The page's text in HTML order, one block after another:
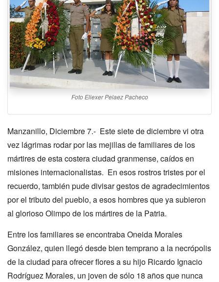
Foto Eliexer Pelaez Pacheco
Manzanillo, Diciembre 7.- Este siete de diciembre vi otra
vez lágrimas rodar por las mejillas de familiares de los
mártires de esta costera ciudad granmense, caídos en
misiones internacionalistas. En esos rostros tristes por el
recuerdo, también pude divisar gestos de agradecimientos
por el tributo del pueblo, a esos hombres que ya subieron
al glorioso Olimpo de los mártires de la Patria.
Entre los familiares se encontraba Oneida Morales
González, quien llegó desde bien temprano a la necrópolis
de la ciudad para ofrecer flores a su hijo Ricardo Ignacio
Rodríguez Morales, un joven de sólo 18 años que nunca